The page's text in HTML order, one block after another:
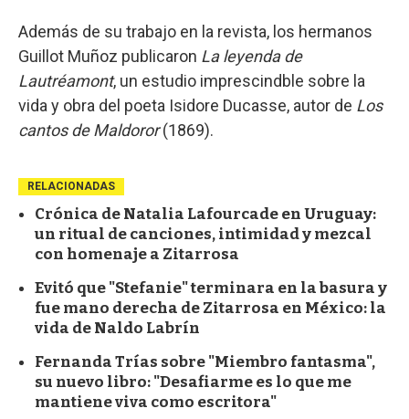
Además de su trabajo en la revista, los hermanos
Guillot Muñoz publicaron La leyenda de
Lautréamont, un estudio imprescindble sobre la
vida y obra del poeta Isidore Ducasse, autor de Los
cantos de Maldoror(1869).
RELACIONADAS
Crónica de Natalia Lafourcade en Uruguay:
un ritual de canciones, intimidad y mezcal
con homenaje a Zitarrosa
Evitó que "Stefanie" terminara en la basura y
fue mano derecha de Zitarrosa en México: la
vida de Naldo Labrín
Fernanda Trías sobre "Miembro fantasma",
su nuevo libro: "Desafiarme es lo que me
mantiene viva como escritora"